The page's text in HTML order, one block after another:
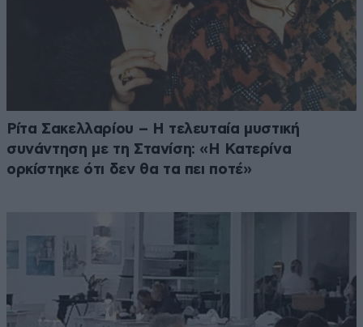
Ρίτα Σακελλαρίου – Η τελευταία μυστική
συνάντηση με τη Στανίση: «Η Κατερίνα
ορκίστηκε ότι δεν θα τα πει ποτέ»